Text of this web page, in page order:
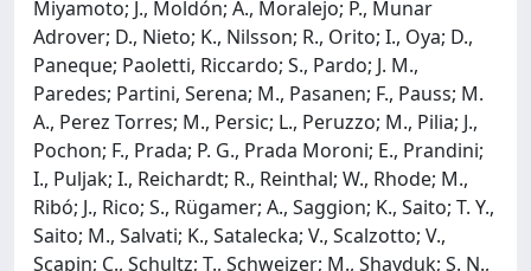
Miyamoto; J., Moldón; A., Moralejo; P., Munar
Adrover; D., Nieto; K., Nilsson; R., Orito; I., Oya; D.,
Paneque; Paoletti, Riccardo; S., Pardo; J. M.,
Paredes; Partini, Serena; M., Pasanen; F., Pauss; M.
A., Perez Torres; M., Persic; L., Peruzzo; M., Pilia; J.,
Pochon; F., Prada; P. G., Prada Moroni; E., Prandini;
I., Puljak; I., Reichardt; R., Reinthal; W., Rhode; M.,
Ribó; J., Rico; S., Rügamer; A., Saggion; K., Saito; T. Y.,
Saito; M., Salvati; K., Satalecka; V., Scalzotto; V.,
Scapin; C., Schultz; T., Schweizer; M., Shayduk; S. N.,